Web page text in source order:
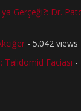
Gerçeği?: Dr.
- 5.042 views
Talidomid Faciası -